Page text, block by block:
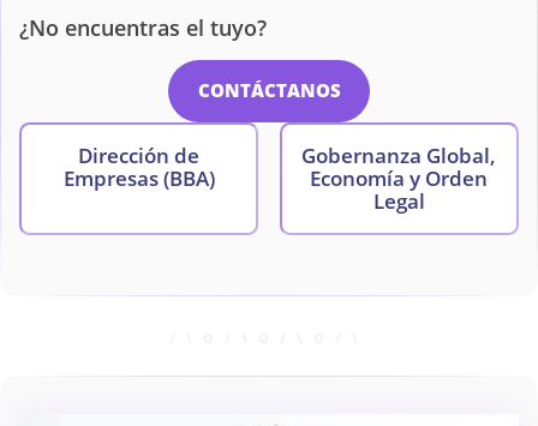
¿No encuentras el tuyo?
CONTÁCTANOS
Dirección de
Empresas (BBA)
Gobernanza Global,
Economía y Orden
Legal